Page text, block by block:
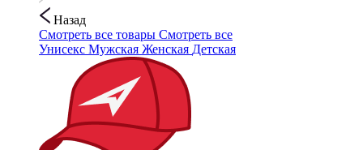
Назад
Смотреть все товары Смотреть все
Унисекс Мужская Женская Детская